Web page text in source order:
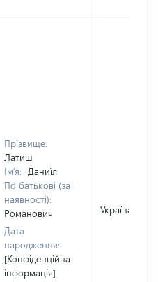
Прізвище:
Латиш
Ім'я:
Даниїл
По батькові (за
наявності):
Романович
Дата
народження:
[Конфіденційна
інформація]
Україна